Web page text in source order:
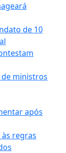
de 10
ministros
após
regras